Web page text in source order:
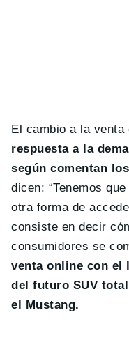
El cambio a la
respuesta a la
según comentan
dicen: “Tenemos
otra forma de
consiste en decir
consumidores se
venta online con el
del futuro SUV
el Mustang.